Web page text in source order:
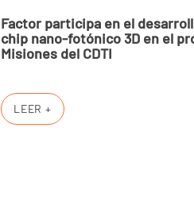
Factor participa en el
chip nano-fotónico 3D en el
Misiones del CDTI
LEER +